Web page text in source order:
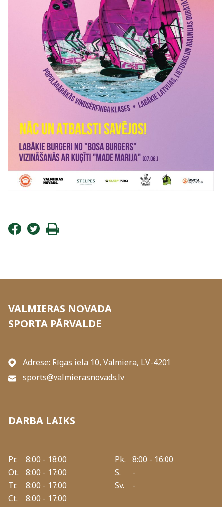
VALMIERAS NOVADA
SPORTA PĀRVALDE
Adrese: Rīgas iela 10, Valmiera, LV-4201
sports@valmierasnovads.lv
DARBA LAIKS
Pr.
8:00 - 18:00
Ot.
8:00 - 17:00
Tr.
8:00 - 17:00
Ct.
8:00 - 17:00
Pk.
8:00 - 16:00
S.
-
Sv.
-